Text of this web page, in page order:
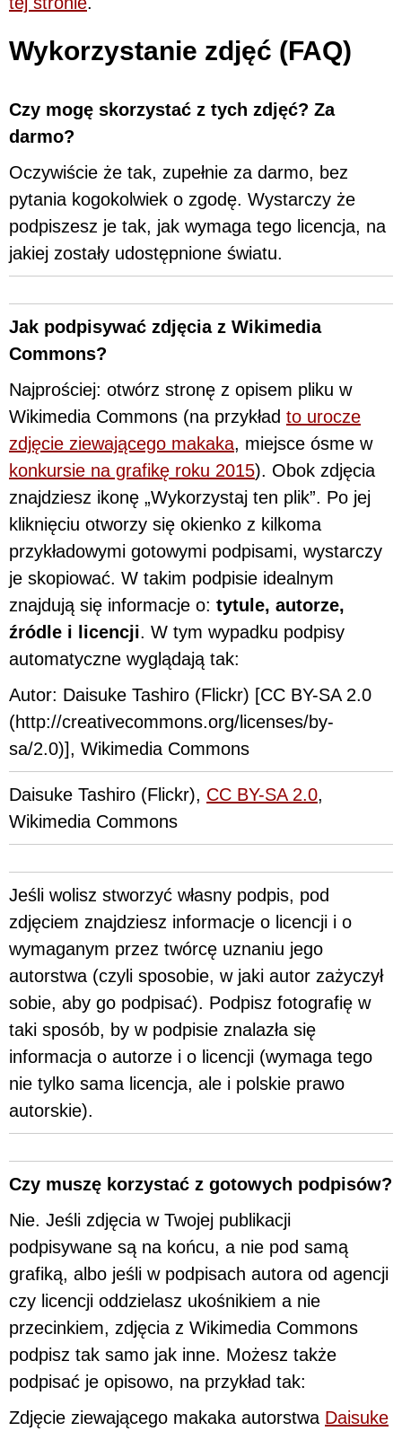
Wykorzystanie zdjęć (FAQ)
Czy mogę skorzystać z tych zdjęć? Za
darmo?
Oczywiście że tak, zupełnie za darmo, bez
pytania kogokolwiek o zgodę. Wystarczy że
podpiszesz je tak, jak wymaga tego licencja, na
jakiej zostały udostępnione światu.
Jak podpisywać zdjęcia z Wikimedia
Commons?
Najprościej: otwórz stronę z opisem pliku w
Wikimedia Commons (na przykład to urocze
zdjęcie ziewającego makaka, miejsce ósme w
konkursie na grafikę roku 2015). Obok zdjęcia
znajdziesz ikonę „Wykorzystaj ten plik”. Po jej
kliknięciu otworzy się okienko z kilkoma
przykładowymi gotowymi podpisami, wystarczy
je skopiować. W takim podpisie idealnym
znajdują się informacje o: tytule, autorze,
źródle i licencji. W tym wypadku podpisy
automatyczne wyglądają tak:
Autor: Daisuke Tashiro (Flickr) [CC BY-SA 2.0
(http://creativecommons.org/licenses/by-
sa/2.0)], Wikimedia Commons
Daisuke Tashiro (Flickr), CC BY-SA 2.0,
Wikimedia Commons
Jeśli wolisz stworzyć własny podpis, pod
zdjęciem znajdziesz informacje o licencji i o
wymaganym przez twórcę uznaniu jego
autorstwa (czyli sposobie, w jaki autor zażyczył
sobie, aby go podpisać). Podpisz fotografię w
taki sposób, by w podpisie znalazła się
informacja o autorze i o licencji (wymaga tego
nie tylko sama licencja, ale i polskie prawo
autorskie).
Czy muszę korzystać z gotowych podpisów?
Nie. Jeśli zdjęcia w Twojej publikacji
podpisywane są na końcu, a nie pod samą
grafiką, albo jeśli w podpisach autora od agencji
czy licencji oddzielasz ukośnikiem a nie
przecinkiem, zdjęcia z Wikimedia Commons
podpisz tak samo jak inne. Możesz także
podpisać je opisowo, na przykład tak:
Zdjęcie ziewającego makaka autorstwa Daisuke